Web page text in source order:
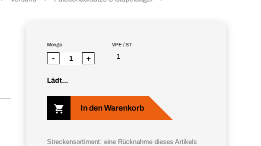
VPE / ST
1
Menge
- +
Lädt...
In den Warenkorb
Streckensortiment: eine Rücknahme dieses Artikels